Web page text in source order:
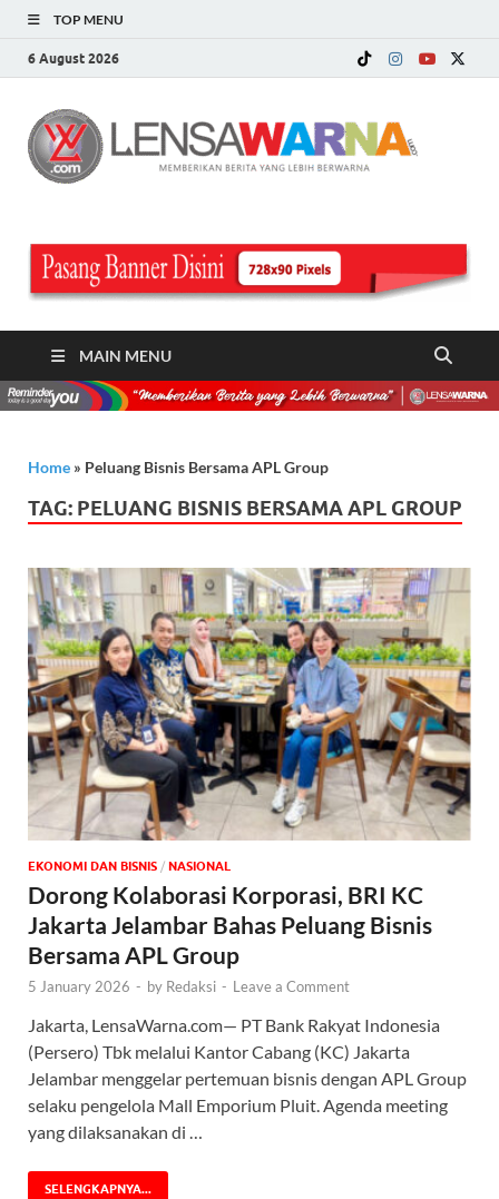
TOP MENU
6 August 2026
MAIN MENU
Home » Peluang Bisnis Bersama APL Group
TAG: PELUANG BISNIS BERSAMA APL GROUP
EKONOMI DAN BISNIS / NASIONAL
Dorong Kolaborasi Korporasi, BRI KC
Jakarta Jelambar Bahas Peluang Bisnis
Bersama APL Group
5 January 2026 - by Redaksi - Leave a Comment
Jakarta, LensaWarna.com— PT Bank Rakyat Indonesia
(Persero) Tbk melalui Kantor Cabang (KC) Jakarta
Jelambar menggelar pertemuan bisnis dengan APL Group
selaku pengelola Mall Emporium Pluit. Agenda meeting
yang dilaksanakan di …
SELENGKAPNYA...